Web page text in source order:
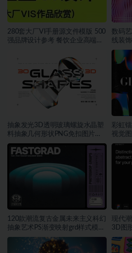
280套大厂VI手册源文件模版 500
强品牌设计参考 餐饮企业高端矢
数码
线装
素材
抽象发光3D透明玻璃螺旋水晶塑
料抽象几何形状PNG免扣图片设
计素材
彩虹
视觉
素材
120款潮流复古金属未来主义科幻
抽象艺术PS渐变映射grd样式模板
素材
现代
3D图
计素材